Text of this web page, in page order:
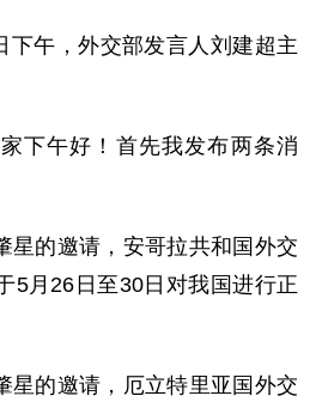
午，外交部发言人刘建超主
午好！首先我发布两条消
的邀请，安哥拉共和国外交
5月26日至30日对我国进行正
的邀请，厄立特里亚国外交